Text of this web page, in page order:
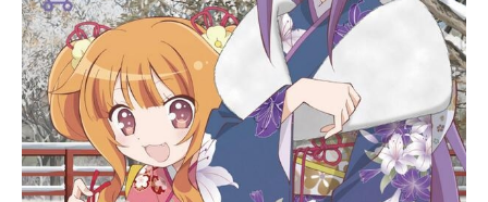
メから懐かしの名作まで見放題の「D
MMTV」。マルチデバイス対応で、
会員限定のお得な特典も盛りだくさ
ん。動画を見る